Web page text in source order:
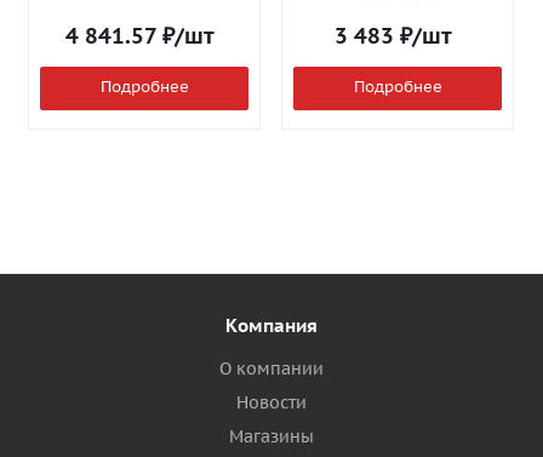
4 841.57 ₽/шт
Подробнее
3 483 ₽/шт
Подробнее
Компания
О компании
Новости
Магазины